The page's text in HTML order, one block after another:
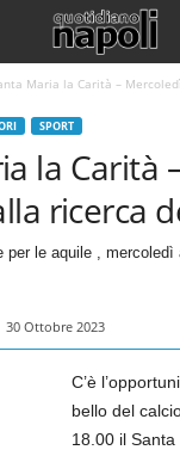
Maria la Carità –
SPORT
la Carità
ricerca
per le aquile ,
30 Ottobre 2023
C’è
bello del
18.00 il